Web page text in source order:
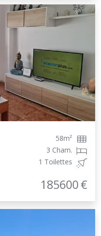
58m²
3 Cham.
1 Toilettes
185600€